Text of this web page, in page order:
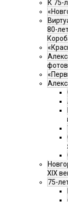
К 75-
80-
XIX
75-